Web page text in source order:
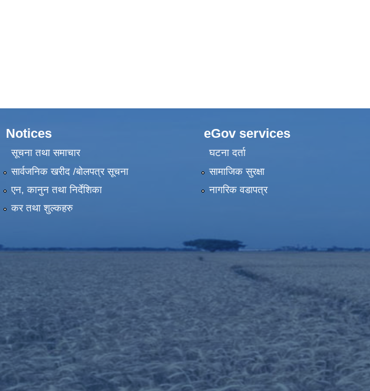
Notices
सूचना तथा समाचार
सार्वजनिक खरीद /बोलपत्र सूचना
एन, कानुन तथा निर्देशिका
कर तथा शुल्कहरु
eGov services
घटना दर्ता
सामाजिक सुरक्षा
नागरिक वडापत्र